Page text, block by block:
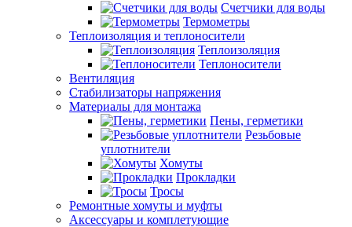
Счетчики для воды
Термометры
Теплоизоляция и теплоносители
Теплоизоляция
Теплоносители
Вентиляция
Стабилизаторы напряжения
Материалы для монтажа
Пены, герметики
Резьбовые
уплотнители
Хомуты
Прокладки
Тросы
Ремонтные хомуты и муфты
Аксессуары и комплетующие